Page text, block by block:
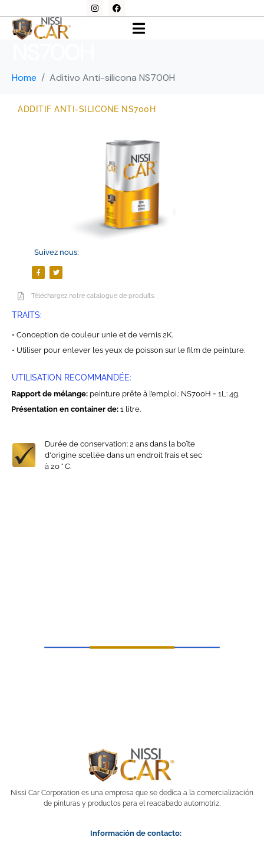
Aditivo Anti-silicona
Home Aditivo Anti-silicona NS700H
ADDITIF ANTI-SILICONE NS700H
Suivez nous:
Téléchargez notre catalogue de produits.
TRAITS:
• Conception de couleur unie et de vernis 2K.
• Utiliser pour enlever les yeux de poisson sur le film de peinture.
UTILISATION RECOMMANDÉE:
Rapport de mélange: peinture prête à l’emploi.: NS700H = 1L: 4g.
Présentation en container de: 1 litre.
Durée de conservation: 2 ans dans la boîte
d'origine scellée dans un endroit frais et sec
à 20 ° C.
Nissi Car Corporation es una empresa que se dedica a la comercialización
de pinturas y productos para el reacabado automotriz.
Información de contacto: